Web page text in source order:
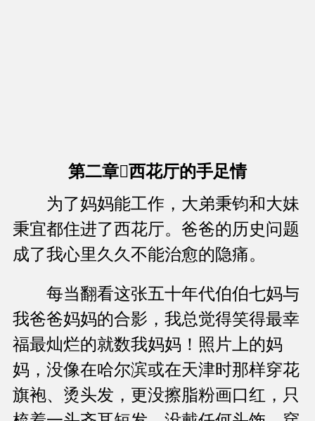
第二章西花厅的手足情
为了妈妈能工作，大弟秉钧和大妹
秉宜都住进了西花厅。爸爸的历史问题
成了我心里久久不能治愈的隐痛。
每当翻看这张五十年代伯伯七妈与
我爸爸妈妈的合影，我总觉得笑得最幸
福最灿烂的就数我妈妈！照片上的妈
妈，没像在哈尔滨或在天津时那样穿花
旗袍、烫头发，更没擦脂粉画口红，只